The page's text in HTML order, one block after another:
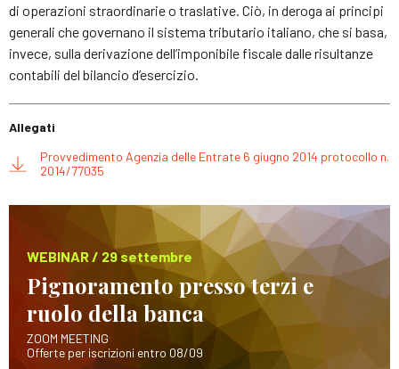
di operazioni straordinarie o traslative. Ciò, in deroga ai principi
generali che governano il sistema tributario italiano, che si basa,
invece, sulla derivazione dell’imponibile fiscale dalle risultanze
contabili del bilancio d’esercizio.
Allegati
Provvedimento Agenzia delle Entrate 6 giugno 2014 protocollo n.
2014/77035
WEBINAR / 29 settembre
Pignoramento presso terzi e
ruolo della banca
ZOOM MEETING
Offerte per iscrizioni entro 08/09